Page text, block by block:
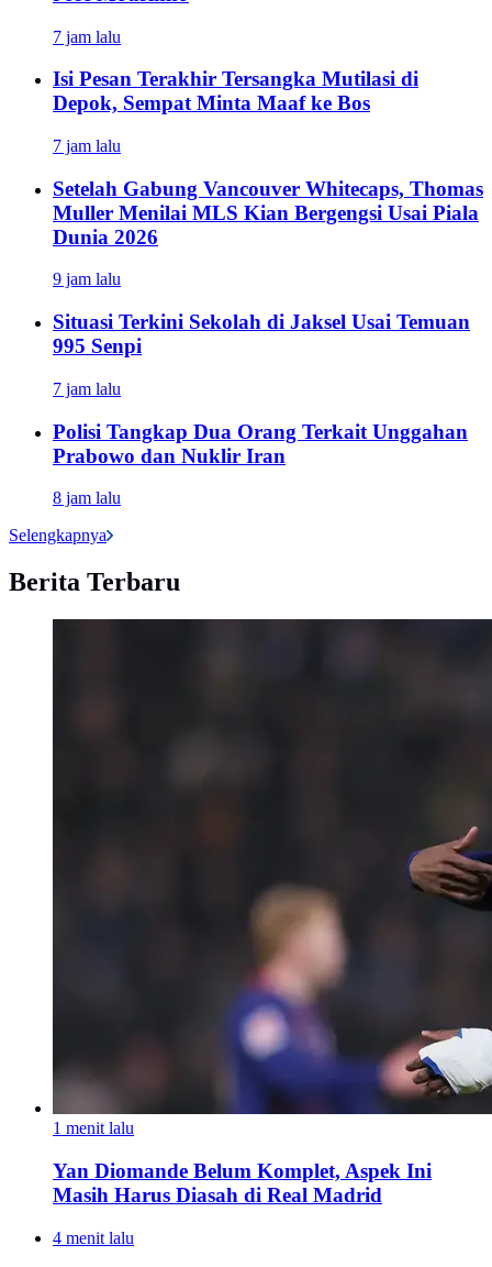
7 jam lalu
Isi Pesan Terakhir Tersangka Mutilasi di
Depok, Sempat Minta Maaf ke Bos
7 jam lalu
Setelah Gabung Vancouver Whitecaps, Thomas
Muller Menilai MLS Kian Bergengsi Usai Piala
Dunia 2026
9 jam lalu
Situasi Terkini Sekolah di Jaksel Usai Temuan
995 Senpi
7 jam lalu
Polisi Tangkap Dua Orang Terkait Unggahan
Prabowo dan Nuklir Iran
8 jam lalu
Selengkapnya
Berita Terbaru
1 menit lalu
Yan Diomande Belum Komplet, Aspek Ini
Masih Harus Diasah di Real Madrid
4 menit lalu